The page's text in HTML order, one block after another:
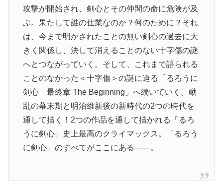
攻撃が開始され、剣心とその仲間の命に危険が及
ぶ。果たして誰の仕業なのか？何のために？それ
は、今まで明かされたことの無い剣心の過去に大
きく関係し、決して消えることのない十字傷の謎
へとつながっていく。そして、これまで語られる
ことのなかった＜十字傷＞の謎に迫る「るろうに
剣心 最終章 The Beginning」へ続いていく。動
乱の幕末期と明治維新後の新時代の2つの時代を
通して描く！2つの作品を通して描かれる「るろ
うに剣心」史上最高のクライマックス。「るろう
に剣心」のすべてがここにある――。